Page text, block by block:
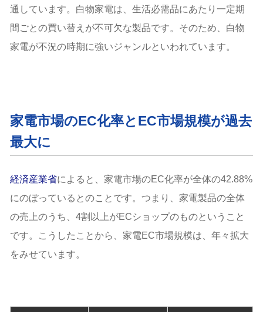
通しています。白物家電は、生活必需品にあたり一定期
間ごとの買い替えが不可欠な製品です。そのため、白物
家電が不況の時期に強いジャンルといわれています。
家電市場のEC化率とEC市場規模が過去
最大に
経済産業省によると、家電市場のEC化率が全体の42.88%
にのぼっているとのことです。つまり、家電製品の全体
の売上のうち、4割以上がECショップのものということ
です。こうしたことから、家電EC市場規模は、年々拡大
をみせています。